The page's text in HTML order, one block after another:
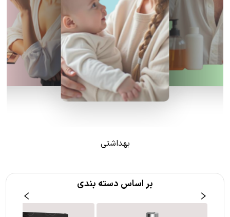
بهداشتی
بر اساس دسته بندی